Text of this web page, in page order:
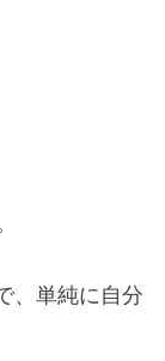
、単純に自分